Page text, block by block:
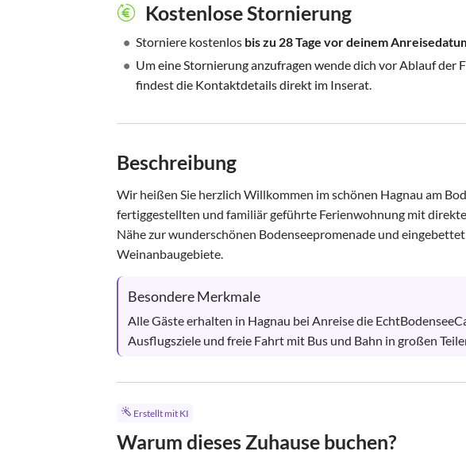
Kostenlose Stornierung
• Storniere kostenlos bis zu 28 Tage vor deinem
• Um eine Stornierung anzufragen wende dich vor Ablauf der
findest die Kontaktdetails direkt im Inserat.
Beschreibung
Wir heißen Sie herzlich Willkommen im schönen Hagnau am
fertiggestellten und familiär geführte Ferienwohnung mit
Nähe zur wunderschönen Bodenseepromenade und
Weinanbaugebiete.
Besondere Merkmale
Alle Gäste erhalten in Hagnau bei Anreise die
Ausflugsziele und freie Fahrt mit Bus und Bahn in großen
Erstellt mit KI
Warum dieses Zuhause buchen?